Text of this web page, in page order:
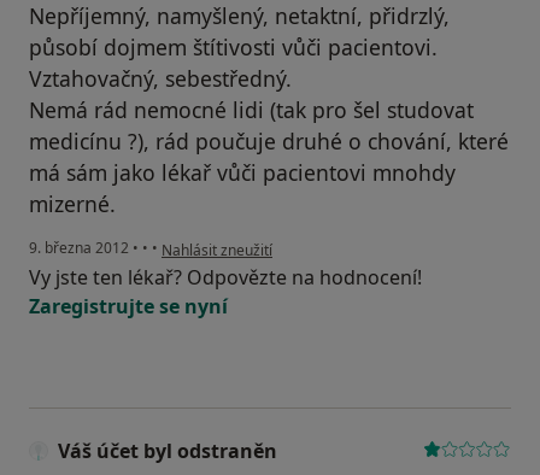
Nepříjemný, namyšlený, netaktní, přidrzlý,
působí dojmem štítivosti vůči pacientovi.
Vztahovačný, sebestředný.
Nemá rád nemocné lidi (tak pro šel studovat
medicínu ?), rád poučuje druhé o chování, které
má sám jako lékař vůči pacientovi mnohdy
mizerné.
9. března 2012 • • • podle názoru uživatele Váš účet byl odstraněn
Nahlásit zneužití
Vy jste ten lékař? Odpovězte na hodnocení!
Zaregistrujte se nyní
Váš účet byl odstraněn